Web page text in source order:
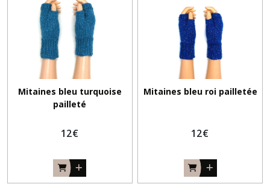
Mitaines bleu turquoise
pailleté
12€
Mitaines bleu roi pailletée
12€